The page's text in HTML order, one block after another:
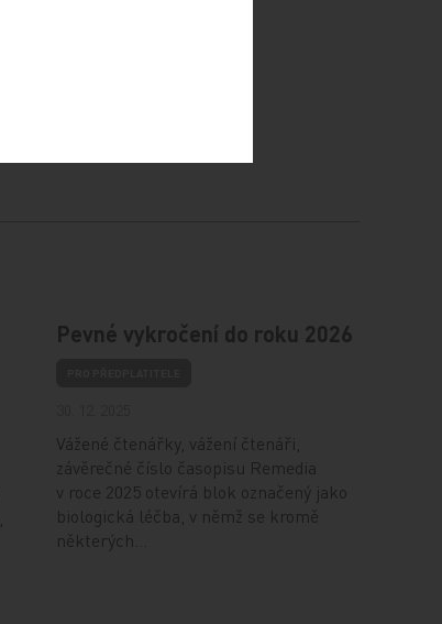
Pevné vykročení do roku 2026
Vážené čtenářky, vážení čtenáři,
závěrečné číslo časopisu Remedia
v roce 2025 otevírá blok označený jako
biologická léčba, v němž se kromě
některých…